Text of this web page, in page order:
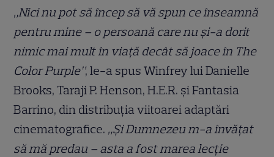
„Nici nu pot să încep să vă spun ce înseamnă
pentru mine – o persoană care nu și-a dorit
nimic mai mult în viață decât să joace în The
Color Purple”, le-a spus Winfrey lui Danielle
Brooks, Taraji P. Henson, H.E.R. și Fantasia
Barrino, din distribuția viitoarei adaptări
cinematografice. „Și Dumnezeu m-a învățat
să mă predau – asta a fost marea lecție